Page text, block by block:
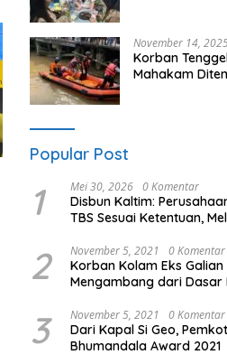
November 14,
Korban
Mahakam
Popular Post
1 Mei 30, 2026 0 Komentar
Disbun Kaltim:
TBS Sesuai Ketentuan,
2 November 5, 2021 0 Komentar
Korban Kolam Eks
Mengambang dari Dasar
3 November 5, 2021 0 Komentar
Dari Kapal Si Geo,
Bhumandala Award 2021